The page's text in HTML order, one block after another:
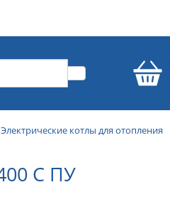
Электрические котлы для отопления
С ПУ